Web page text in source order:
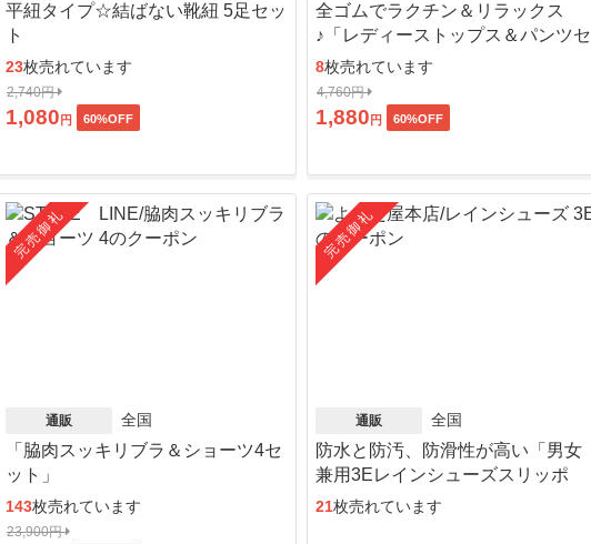
平紐タイプ☆結ばない靴紐 5足セッ
ト
23枚売れています
2,740円
1,080 円 60%OFF
全ゴムでラクチン＆リラックス
♪「レディーストップス＆パンツセ
ット」
8枚売れています
4,760円
1,880 円 60%OFF
完売御礼
通販 全国
「脇肉スッキリブラ＆ショーツ4セ
ット」
143枚売れています
23,900円
完売御礼
通販 全国
防水と防汚、防滑性が高い「男女
兼用3Eレインシューズスリッポ
ン」
21枚売れています